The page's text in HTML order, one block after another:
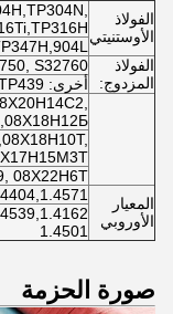
الفولاذ
الأوستنيتي
الفولاذ
المزدوج:
S32760
أخرى: TP405,TP409, TP410, TP430, TP439 ...
08Х18Н12Б,
08Х22Н6Т,
المعيار
الأوروبي
1.4501
صورة الحزمة